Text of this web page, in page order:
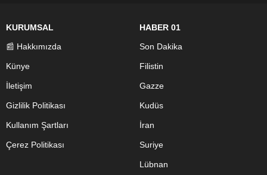
KURUMSAL
📰 Hakkımızda
Künye
İletişim
Gizlilik Politikası
Kullanım Şartları
Çerez Politikası
HABER 01
Son Dakika
Filistin
Gazze
Kudüs
İran
Suriye
Lübnan